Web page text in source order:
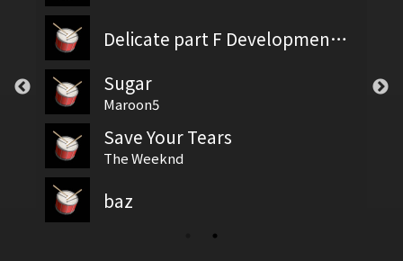
Delicate part F Development 2
Sugar
Maroon5
Save Your Tears
The Weeknd
baz